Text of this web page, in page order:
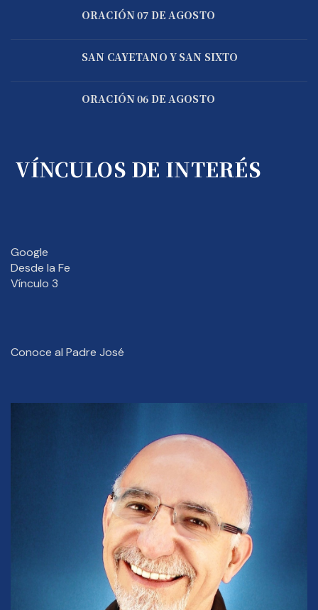
ORACIÓN 07 DE AGOSTO
SAN CAYETANO Y SAN SIXTO
ORACIÓN 06 DE AGOSTO
VÍNCULOS DE INTERÉS
Google
Desde la Fe
Vínculo 3
Conoce al Padre José